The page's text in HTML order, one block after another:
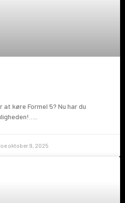
at køre Formel 5? Nu har du
oktober 9, 2025